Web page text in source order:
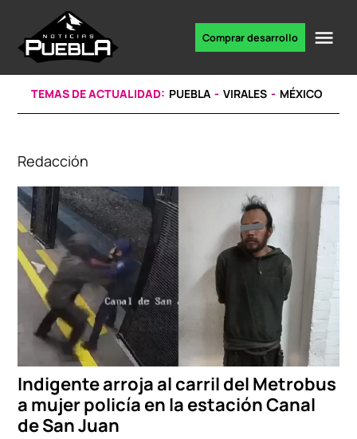
content
noticias
Comprar desarrollo
TEMAS DE ACTUALIDAD: PUEBLA VIRALES MÉXICO
Redacción
Indigente arroja al carril del Metrobus
a mujer policía en la estación Canal
de San Juan